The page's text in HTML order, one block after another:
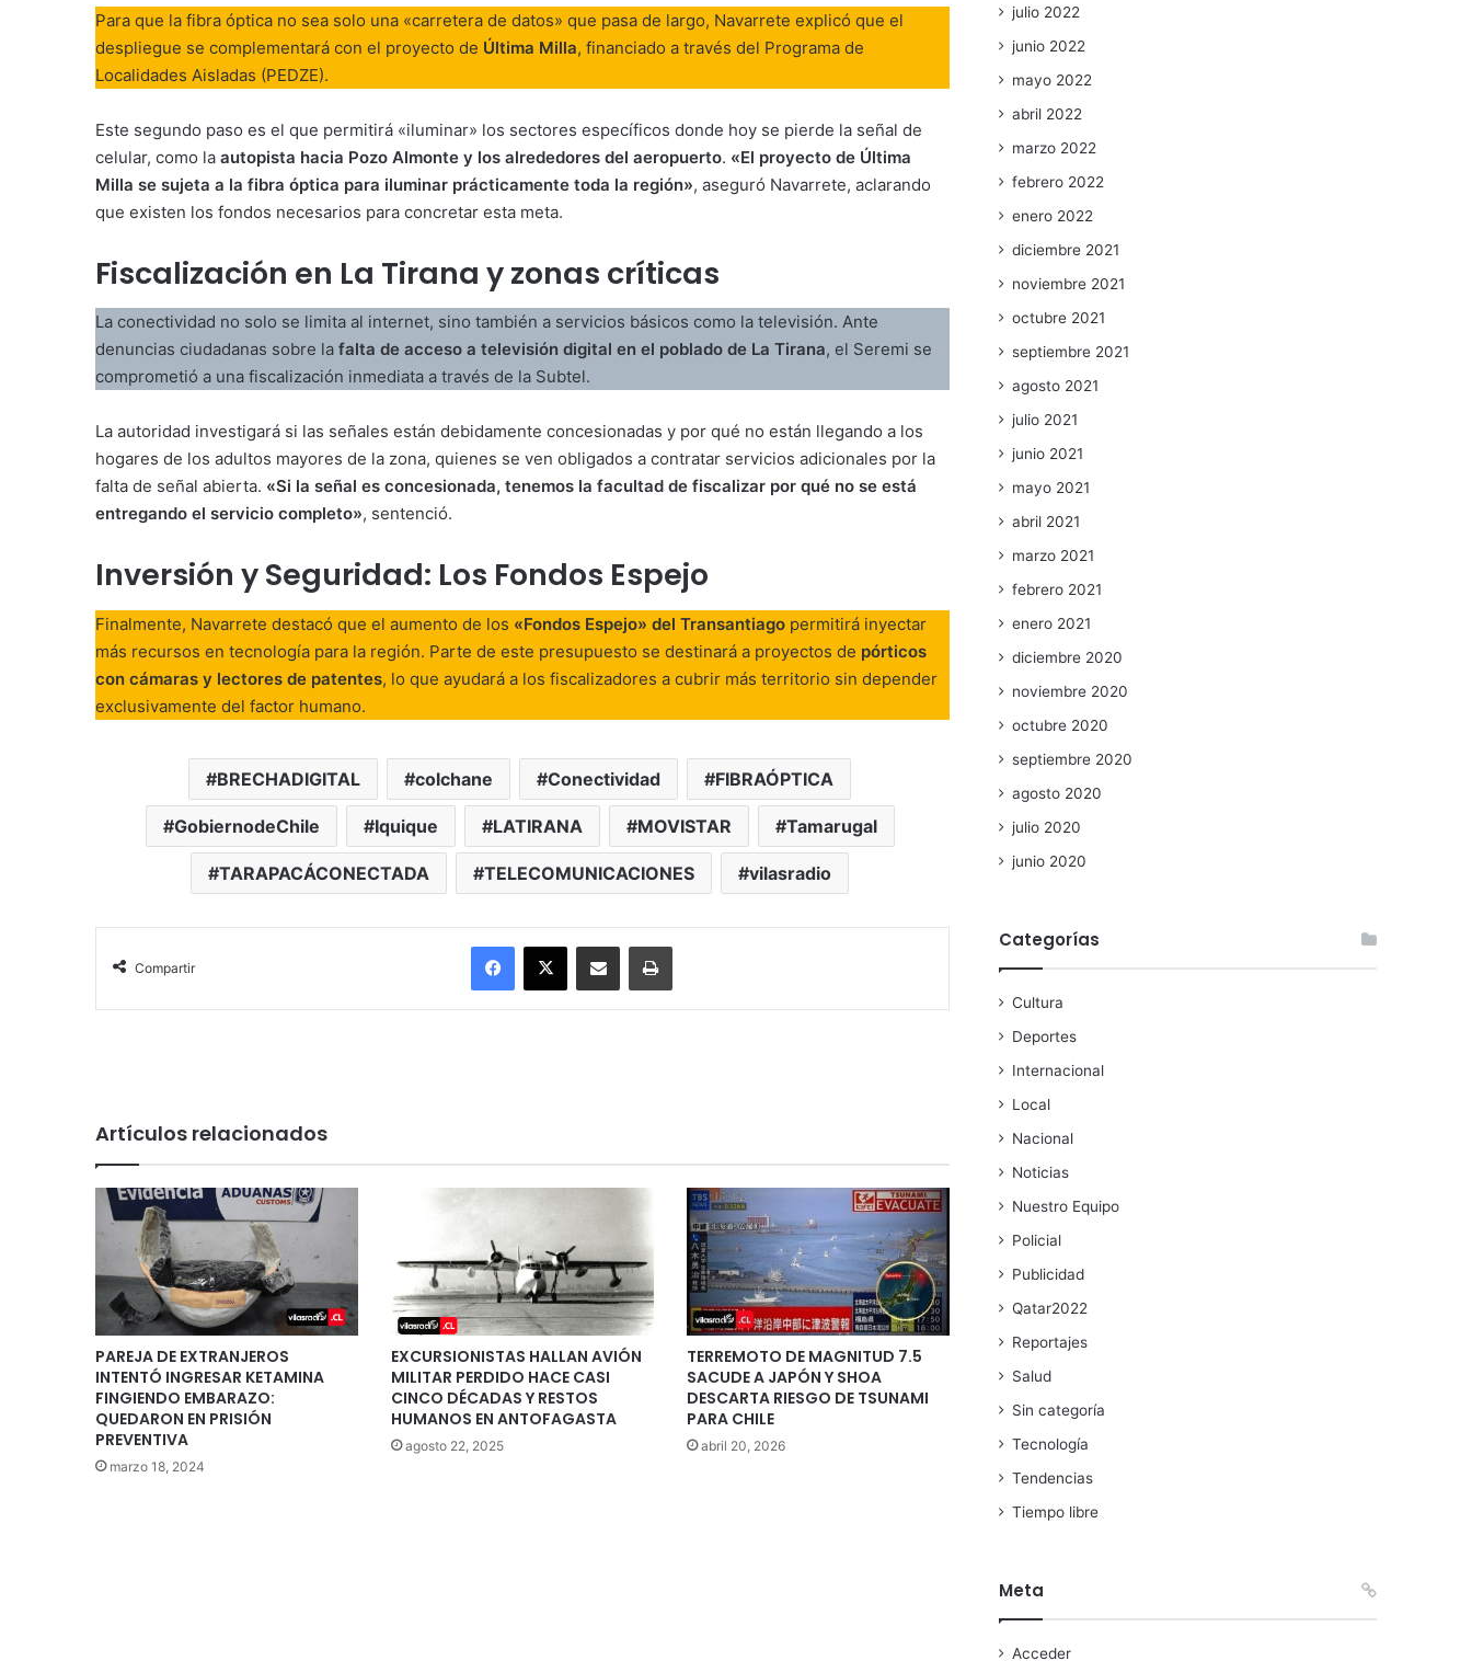
Para que la fibra óptica no sea solo una «carretera de datos» que pasa de largo, Navarrete explicó que el
despliegue se complementará con el proyecto de Última Milla, financiado a través del Programa de
Localidades Aisladas (PEDZE).
Este segundo paso es el que permitirá «iluminar» los sectores específicos donde hoy se pierde la señal de
celular, como la autopista hacia Pozo Almonte y los alrededores del aeropuerto. «El proyecto de Última
Milla se sujeta a la fibra óptica para iluminar prácticamente toda la región», aseguró Navarrete, aclarando
que existen los fondos necesarios para concretar esta meta.
Fiscalización en La Tirana y zonas críticas
La conectividad no solo se limita al internet, sino también a servicios básicos como la televisión. Ante
denuncias ciudadanas sobre la falta de acceso a televisión digital en el poblado de La Tirana, el Seremi se
comprometió a una fiscalización inmediata a través de la Subtel.
La autoridad investigará si las señales están debidamente concesionadas y por qué no están llegando a los
hogares de los adultos mayores de la zona, quienes se ven obligados a contratar servicios adicionales por la
falta de señal abierta. «Si la señal es concesionada, tenemos la facultad de fiscalizar por qué no se está
entregando el servicio completo», sentenció.
Inversión y Seguridad: Los Fondos Espejo
Finalmente, Navarrete destacó que el aumento de los «Fondos Espejo» del Transantiago permitirá inyectar
más recursos en tecnología para la región. Parte de este presupuesto se destinará a proyectos de pórticos
con cámaras y lectores de patentes, lo que ayudará a los fiscalizadores a cubrir más territorio sin depender
exclusivamente del factor humano.
BRECHADIGITAL colchane Conectividad FIBRAÓPTICA
GobiernodeChile Iquique LATIRANA MOVISTAR Tamarugal
TARAPACÁCONECTADA TELECOMUNICACIONES vilasradio
Compartir
Facebook
X Enviar vía email Imprimir
Artículos relacionados
PAREJA DE EXTRANJEROS
INTENTÓ INGRESAR KETAMINA
FINGIENDO EMBARAZO:
QUEDARON EN PRISIÓN
PREVENTIVA
marzo 18, 2024
EXCURSIONISTAS HALLAN AVIÓN
MILITAR PERDIDO HACE CASI
CINCO DÉCADAS Y RESTOS
HUMANOS EN ANTOFAGASTA
agosto 22, 2025
TERREMOTO DE MAGNITUD 7.5
SACUDE A JAPÓN Y SHOA
DESCARTA RIESGO DE TSUNAMI
PARA CHILE
abril 20, 2026
julio 2022
junio 2022
mayo 2022
abril 2022
marzo 2022
febrero 2022
enero 2022
diciembre 2021
noviembre 2021
octubre 2021
septiembre 2021
agosto 2021
julio 2021
junio 2021
mayo 2021
abril 2021
marzo 2021
febrero 2021
enero 2021
diciembre 2020
noviembre 2020
octubre 2020
septiembre 2020
agosto 2020
julio 2020
junio 2020
Categorías
Cultura
Deportes
Internacional
Local
Nacional
Noticias
Nuestro Equipo
Policial
Publicidad
Qatar2022
Reportajes
Salud
Sin categoría
Tecnología
Tendencias
Tiempo libre
Meta
Acceder